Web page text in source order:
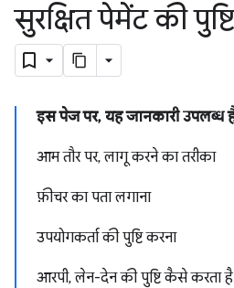
सुरक्षित पेमेंट की
इस पेज पर, यह जानकारी उपलब्ध
आम तौर पर, लागू करने का तरीका
फ़ीचर का पता लगाना
उपयोगकर्ता की पुष्टि करना
आरपी, लेन-देन की पुष्टि कैसे करता है